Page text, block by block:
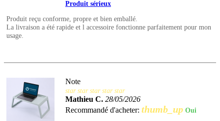
Produit sérieux
Produit reçu conforme, propre et bien emballé.
La livraison a été rapide et l accessoire fonctionne parfaitement pour mon
usage.
Note
star star star star star
Mathieu C. 28/05/2026
Recommandé d'acheter: thumb_up Oui